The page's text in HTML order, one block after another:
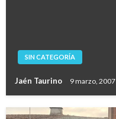
SIN CATEGORÍA
Jaén Taurino 9 marzo, 2007